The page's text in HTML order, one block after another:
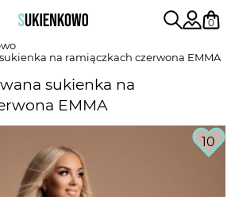
Sukienki
0
na ramiączkach czerwona EMMA
sukienka na
EMMA
10